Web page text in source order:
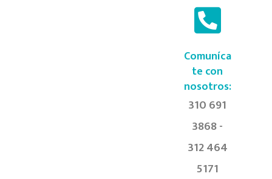
Comuníca
te con
nosotros:
310 691
3868 -
312 464
5171